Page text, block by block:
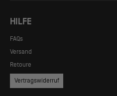
HILFE
FAQs
Versand
Retoure
Vertragswiderruf